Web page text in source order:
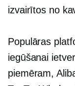
izvairītos no
Populāras
iegūšanai ietver
piemēram,